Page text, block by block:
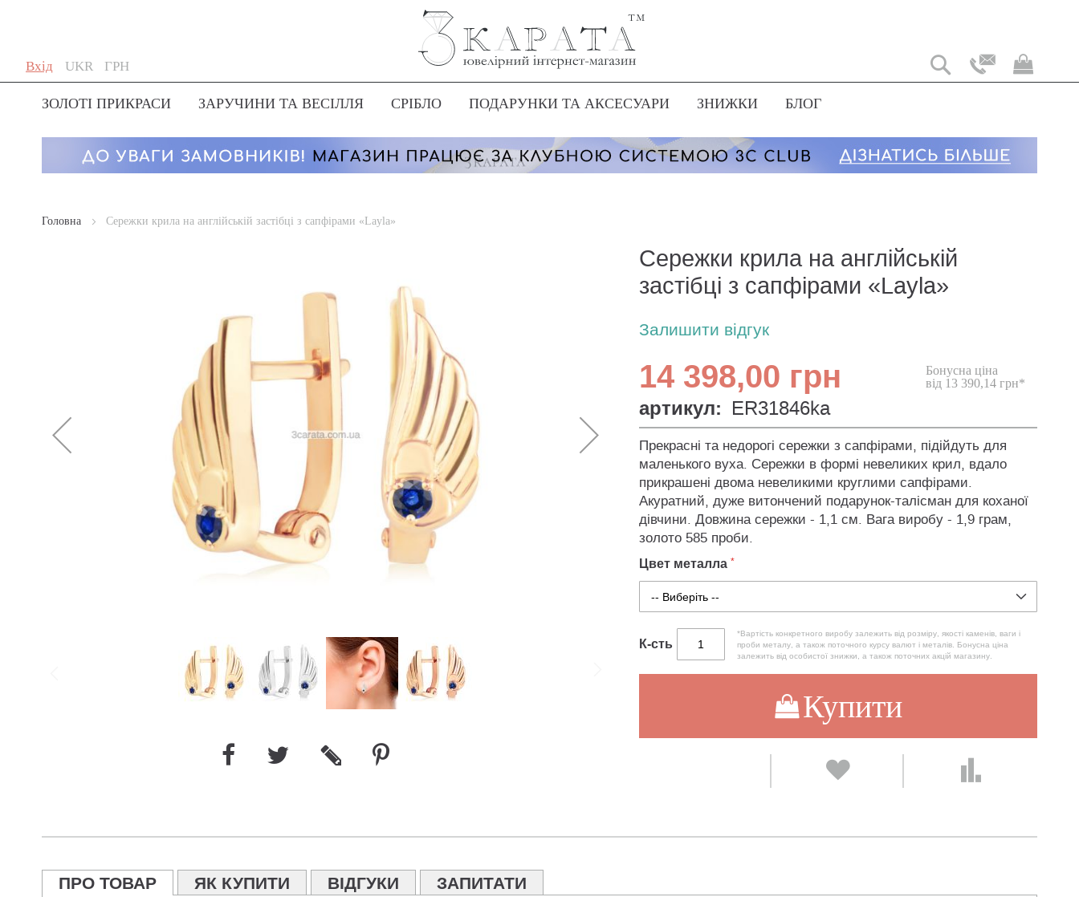
Вхід
Skip
to
Content
Мова
UKR
Мій
Валюта
ГРН
ЗОЛОТІ ПРИКРАСИ ЗАРУЧИНИ ТА ВЕСІЛЛЯ СРІБЛО ПОДАРУНКИ ТА АКСЕСУАРИ ЗНИЖКИ БЛОГ
Головна Сережки крила на англійській застібці з сапфірами «Layla»
Сережки крила на англійській
застібці з сапфірами «Layla»
Залишити відгук
14 398,00 грн
Бонусна ціна
від 13 390,14 грн*
артикул: ER31846ka
Прекрасні та недорогі сережки з сапфірами, підійдуть для
маленького вуха. Сережки в формі невеликих крил, вдало
прикрашені двома невеликими круглими сапфірами.
Акуратний, дуже витончений подарунок-талісман для коханої
дівчини. Довжина сережки - 1,1 см. Вага виробу - 1,9 грам,
золото 585 проби.
Цвет металла
К-сть
*Вартість конкретного виробу залежить від розміру, якості каменів, ваги і
проби металу, а також поточного курсу валют і металів. Бонусна ціна
залежить від особистої знижки, а також поточних акцій магазину.
Купити
ПРО ТОВАР ЯК КУПИТИ ВІДГУКИ ЗАПИТАТИ